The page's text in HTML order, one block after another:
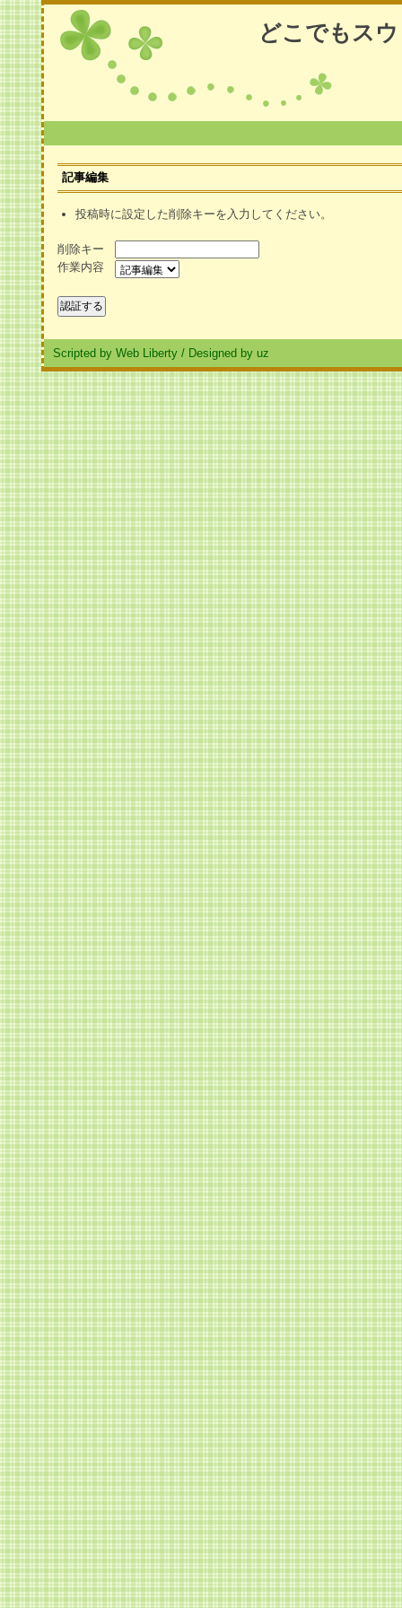
どこでもス
記事編集
投稿時に設定した削除キーを入力してください。
削除キー
作業内容
Scripted by Web Liberty / Designed by uz